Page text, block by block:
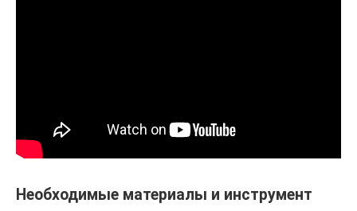
Необходимые материалы и инструмент